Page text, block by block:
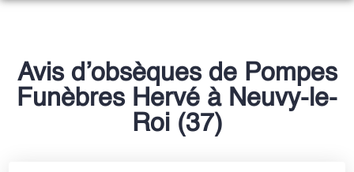
ORGANISER DES OBSÈQUES
PRÉVOIR SES OBSÈQUES
NOTRE HISTOIRE
NOTRE AGENCE
NOTRE CHAMBRE FUNERAIRE
Avis d’obsèques de Pompes
Funèbres Hervé à Neuvy-le-
Roi (37)